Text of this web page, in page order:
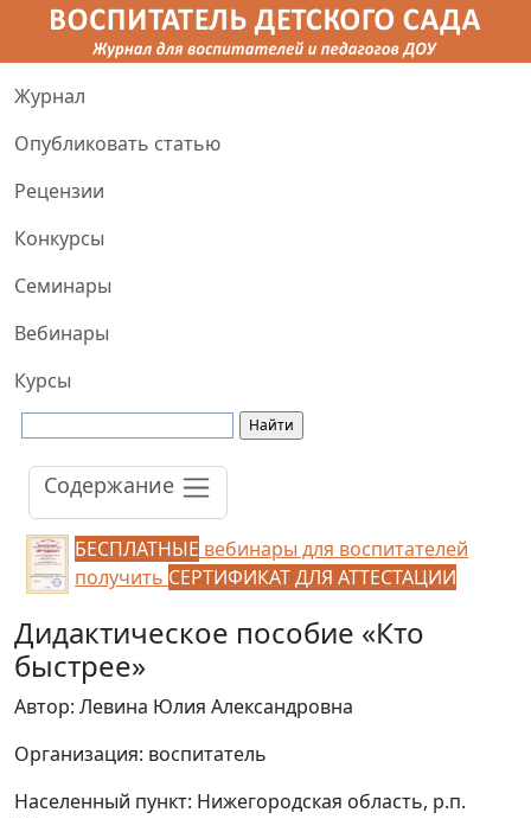
Журнал
Опубликовать статью
Рецензии
Конкурсы
Семинары
Вебинары
Курсы
Содержание
БЕСПЛАТНЫЕ вебинары для воспитателей
получить СЕРТИФИКАТ ДЛЯ АТТЕСТАЦИИ
Дидактическое пособие «Кто
быстрее»
Автор: Левина Юлия Александровна
Организация: воспитатель
Населенный пункт: Нижегородская область, р.п.